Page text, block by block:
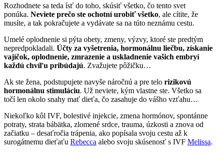
Rozhodnete sa teda ísť do toho, skúsiť všetko, čo tento svet
ponúka. Neviete prečo ste ochotní urobiť všetko, ale cítite, že
musíte, a tak pokračujete a vydávate sa na túto neznámu cestu.
Umelé oplodnenie si pýta obety, zmeny, výzvy, ktoré ste predtým
nepredpokladali. Účty za vyšetrenia, hormonálnu liečbu, získanie
vajíčok, oplodnenie, zmrazenie a uskladnenie vašich embryí
každú chvíľu pribúdajú. Zvažujete pôžičku…
Ak ste žena, podstupujete navyše náročnú a pre telo rizikovú
hormonálnu stimuláciu. Už neviete, kým vlastne ste. Všetko sa
točí len okolo snahy mať dieťa, čo zasahuje do vášho vzťahu…
Niekoľko kôl IVF, bolestivé injekcie, zmena hormónov, spontánne
potraty, strata bábätka, zlomené srdce, trauma, úzkosti a znova od
začiatku – desaťročia trápenia, ako popísala svoju cestu až k
surogátnemu dieťaťu Rebecca alebo svoju skúsenosť s IVF Melissa.